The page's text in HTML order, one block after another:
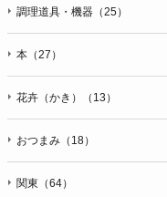
調理道具・機器（25）
本（27）
花卉（かき）（13）
おつまみ（18）
関東（64）